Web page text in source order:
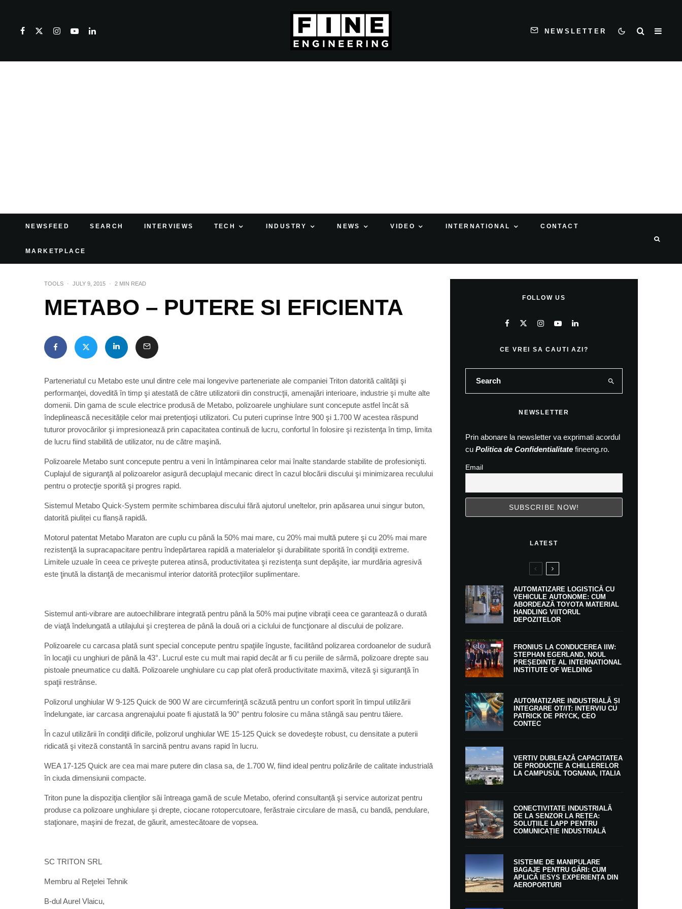
NEWSLETTER
NEWSFEED SEARCH INTERVIEWS TECH INDUSTRY NEWS VIDEO INTERNATIONAL CONTACT
MARKETPLACE
TOOLS · JULY 9, 2015 · 2 MIN READ
METABO – PUTERE SI EFICIENTA
Parteneriatul cu Metabo este unul dintre cele mai longevive parteneriate ale companiei Triton datorită calităţii şi
performanţei, dovedită în timp şi atestată de către utilizatorii din construcţii, amenajări interioare, industrie şi multe alte
domenii. Din gama de scule electrice produsă de Metabo, polizoarele unghiulare sunt concepute astfel încât să
îndeplinească necesitățile celor mai pretenţioşi utilizatori. Cu puteri cuprinse între 900 şi 1.700 W acestea răspund
tuturor provocărilor şi impresionează prin capacitatea continuă de lucru, confortul în folosire şi rezistenţa în timp, limita
de lucru fiind stabilită de utilizator, nu de către maşină.
Polizoarele Metabo sunt concepute pentru a veni în întâmpinarea celor mai înalte standarde stabilite de profesionişti.
Cuplajul de siguranţă al polizoarelor asigură decuplajul mecanic direct în cazul blocării discului şi minimizarea reculului
pentru o protecţie sporită şi progres rapid.
Sistemul Metabo Quick-System permite schimbarea discului fără ajutorul uneltelor, prin apăsarea unui singur buton,
datorită piuliței cu flanșă rapidă.
Motorul patentat Metabo Maraton are cuplu cu până la 50% mai mare, cu 20% mai multă putere şi cu 20% mai mare
rezistenţă la supracapacitare pentru îndepărtarea rapidă a materialelor şi durabilitate sporită în condiţii extreme.
Limitele uzuale în ceea ce priveşte puterea atinsă, productivitatea şi rezistenţa sunt depăşite, iar murdăria agresivă
este ţinută la distanţă de mecanismul interior datorită protecţiilor suplimentare.
Sistemul anti-vibrare are autoechilibrare integrată pentru până la 50% mai puţine vibraţii ceea ce garantează o durată
de viaţă îndelungată a utilajului şi creşterea de până la două ori a ciclului de funcţionare al discului de polizare.
Polizoarele cu carcasa plată sunt special concepute pentru spaţiile înguste, facilitând polizarea cordoanelor de sudură
în locaţii cu unghiuri de până la 43°. Lucrul este cu mult mai rapid decât ar fi cu periile de sârmă, polizoare drepte sau
pistoale pneumatice cu daltă. Polizoarele unghiulare cu cap plat oferă productivitate maximă, viteză şi siguranţă în
spaţii restrânse.
Polizorul unghiular W 9-125 Quick de 900 W are circumferinţă scăzută pentru un confort sporit în timpul utilizării
îndelungate, iar carcasa angrenajului poate fi ajustată la 90° pentru folosire cu mâna stângă sau pentru tăiere.
În cazul utilizării în condiţii dificile, polizorul unghiular WE 15-125 Quick se dovedeşte robust, cu densitate a puterii
ridicată şi viteză constantă în sarcină pentru avans rapid în lucru.
WEA 17-125 Quick are cea mai mare putere din clasa sa, de 1.700 W, fiind ideal pentru polizările de calitate industrială
în ciuda dimensiunii compacte.
Triton pune la dispoziţia clienţilor săi întreaga gamă de scule Metabo, oferind consultanță şi service autorizat pentru
produse ca polizoare unghiulare şi drepte, ciocane rotopercutoare, ferăstraie circulare de masă, cu bandă, pendulare,
staţionare, maşini de frezat, de găurit, amestecătoare de vopsea.
SC TRITON SRL
Membru al Reţelei Tehnik
B-dul Aurel Vlaicu,
FOLLOW US
CE VREI SA CAUTI AZI?
NEWSLETTER
Prin abonare la newsletter va exprimati acordul
cu Politica de Confidentialitate fineeng.ro.
Email
LATEST
AUTOMATIZARE LOGISTICĂ CU
VEHICULE AUTONOME: CUM
ABORDEAZĂ TOYOTA MATERIAL
HANDLING VIITORUL
DEPOZITELOR
FRONIUS LA CONDUCEREA IIW:
STEPHAN EGERLAND, NOUL
PREȘEDINTE AL INTERNATIONAL
INSTITUTE OF WELDING
AUTOMATIZARE INDUSTRIALĂ ȘI
INTEGRARE OT/IT: INTERVIU CU
PATRICK DE PRYCK, CEO
CONTEC
VERTIV DUBLEAZĂ CAPACITATEA
DE PRODUCȚIE A CHILLERELOR
LA CAMPUSUL TOGNANA, ITALIA
CONECTIVITATE INDUSTRIALĂ
DE LA SENZOR LA REȚEA:
SOLUȚIILE LAPP PENTRU
COMUNICAȚIE INDUSTRIALĂ
SISTEME DE MANIPULARE
BAGAJE PENTRU GĂRI: CUM
APLICĂ IESYS EXPERIENȚA DIN
AEROPORTURI